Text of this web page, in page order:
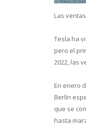
Las
Tesla ha
pero el
2022, las
En enero
Berlín
que se
hasta